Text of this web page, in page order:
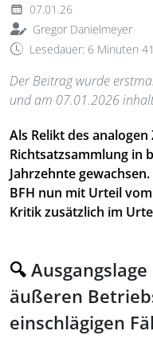
07.01.26
Gregor Danielmeyer
Lesedauer: 6 Minuten
Der Beitrag wurde
und am 07.01.2026
Als Relikt des
Richtsatzsammlung in
Jahrzehnte
BFH nun mit Urteil
Kritik zusätzlich im
🔍
äußeren
einschlägigen